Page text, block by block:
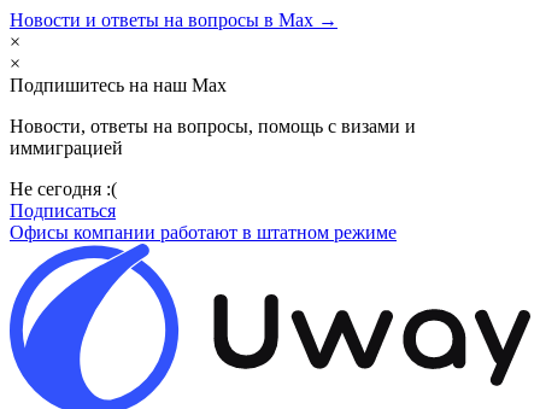
Новости и ответы на вопросы в Max →
×
×
Подпишитесь на наш Max
Новости, ответы на вопросы, помощь с визами и
иммиграцией
Не сегодня :(
Подписаться
Офисы компании работают в штатном режиме